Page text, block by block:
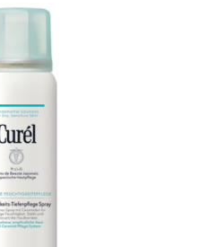
5
Bewertungen